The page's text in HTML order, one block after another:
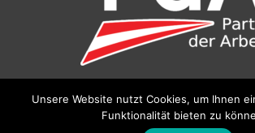
©Partei der Arbeit (PdA), Bundesbüro:
Wien, E‑Mail:pda@parteiderarbeit.at|
Unsere Website nutzt Cookies, um Ihnen
Funktionalität bieten zu